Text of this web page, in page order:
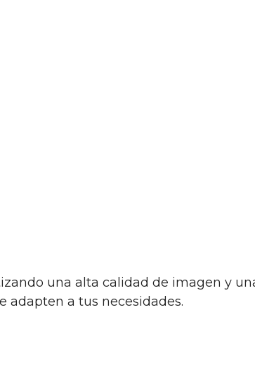
una alta calidad de imagen y
adapten a tus necesidades.